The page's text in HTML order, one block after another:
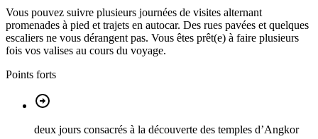
Vous pouvez suivre plusieurs journées de visites alternant
promenades à pied et trajets en autocar. Des rues pavées et quelques
escaliers ne vous dérangent pas. Vous êtes prêt(e) à faire plusieurs
fois vos valises au cours du voyage.
Points forts
deux jours consacrés à la découverte des temples d’Angkor